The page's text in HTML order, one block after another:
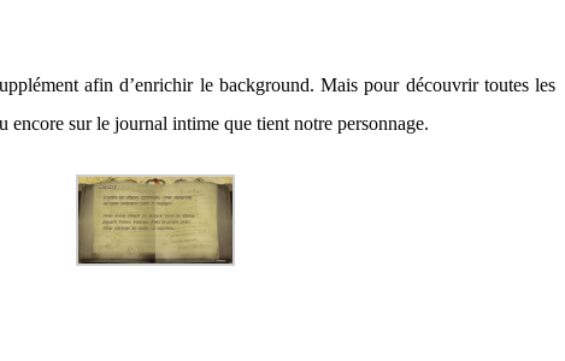
afin d’enrichir le background. Mais pour découvrir toutes les
encore sur le journal intime que tient notre personnage.